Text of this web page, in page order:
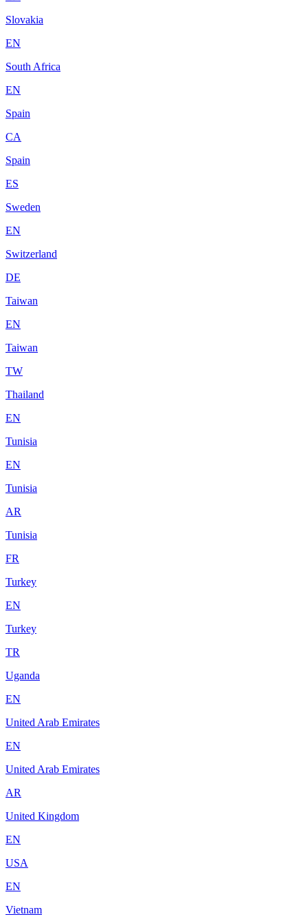
Slovakia
EN
South Africa
EN
Spain
CA
Spain
ES
Sweden
EN
Switzerland
DE
Taiwan
EN
Taiwan
TW
Thailand
EN
Tunisia
EN
Tunisia
AR
Tunisia
FR
Turkey
EN
Turkey
TR
Uganda
EN
United Arab Emirates
EN
United Arab Emirates
AR
United Kingdom
EN
USA
EN
Vietnam